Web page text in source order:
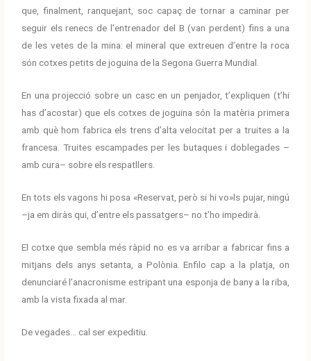
que, finalment, ranquejant, soc capaç de tornar a caminar per
seguir els renecs de l’entrenador del B (van perdent) fins a una
de les vetes de la mina: el mineral que extreuen d’entre la roca
són cotxes petits de joguina de la Segona Guerra Mundial.
En una projecció sobre un casc en un penjador, t’expliquen (t’hi
has d’acostar) que els cotxes de joguina són la matèria primera
amb què hom fabrica els trens d’alta velocitat per a truites a la
francesa. Truites escampades per les butaques i doblegades –
amb cura– sobre els respatllers.
En tots els vagons hi posa «Reservat, però si hi vo»ls pujar, ningú
–ja em diràs qui, d’entre els passatgers– no t’ho impedirà.
El cotxe que sembla més ràpid no es va arribar a fabricar fins a
mitjans dels anys setanta, a Polònia. Enfilo cap a la platja, on
denunciaré l’anacronisme estripant una esponja de bany a la riba,
amb la vista fixada al mar.
De vegades… cal ser expeditiu.